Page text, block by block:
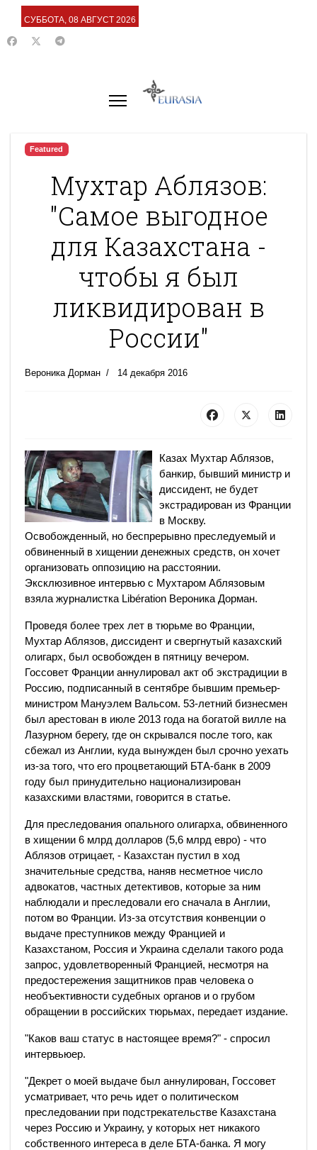
СУББОТА, 08 АВГУСТ 2026
Featured
Мухтар Аблязов:
"Самое выгодное
для Казахстана -
чтобы я был
ликвидирован в
России"
Вероника Дорман 14 декабря 2016
Казах Мухтар Аблязов,
банкир, бывший министр и
диссидент, не будет
экстрадирован из Франции
в Москву.
Освобожденный, но беспрерывно преследуемый и
обвиненный в хищении денежных средств, он хочет
организовать оппозицию на расстоянии.
Эксклюзивное интервью с Мухтаром Аблязовым
взяла журналистка Libération Вероника Дорман.
Проведя более трех лет в тюрьме во Франции,
Мухтар Аблязов, диссидент и свергнутый казахский
олигарх, был освобожден в пятницу вечером.
Госсовет Франции аннулировал акт об экстрадиции в
Россию, подписанный в сентябре бывшим премьер-
министром Мануэлем Вальсом. 53-летний бизнесмен
был арестован в июле 2013 года на богатой вилле на
Лазурном берегу, где он скрывался после того, как
сбежал из Англии, куда вынужден был срочно уехать
из-за того, что его процветающий БТА-банк в 2009
году был принудительно национализирован
казахскими властями, говорится в статье.
Для преследования опального олигарха, обвиненного
в хищении 6 млрд долларов (5,6 млрд евро) - что
Аблязов отрицает, - Казахстан пустил в ход
значительные средства, наняв несметное число
адвокатов, частных детективов, которые за ним
наблюдали и преследовали его сначала в Англии,
потом во Франции. Из-за отсутствия конвенции о
выдаче преступников между Францией и
Казахстаном, Россия и Украина сделали такого рода
запрос, удовлетворенный Францией, несмотря на
предостережения защитников прав человека о
необъективности судебных органов и о грубом
обращении в российских тюрьмах, передает издание.
"Каков ваш статус в настоящее время?" - спросил
интервьюер.
"Декрет о моей выдаче был аннулирован, Госсовет
усматривает, что речь идет о политическом
преследовании при подстрекательстве Казахстана
через Россию и Украину, у которых нет никакого
собственного интереса в деле БТА-банка. Я могу